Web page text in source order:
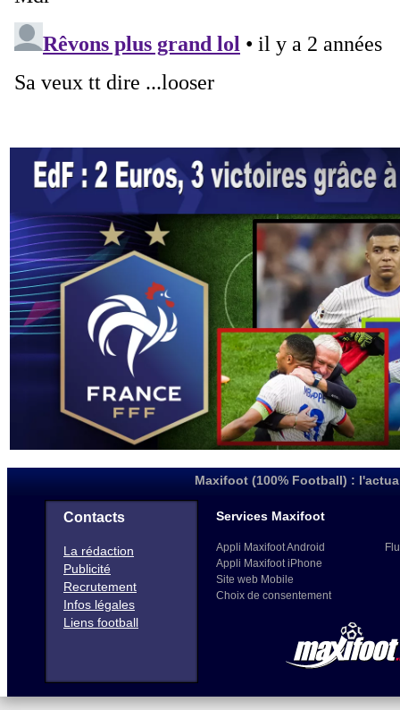
Maxifoot (100% Football) :
Contacts
La rédaction
Publicité
Recrutement
Infos légales
Liens football
Services Maxifoot
Appli Maxifoot Android
Appli Maxifoot iPhone
Site web Mobile
Choix de consentement